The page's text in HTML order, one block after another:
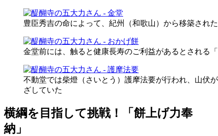
豊臣秀吉の命によって、紀州（和歌山）から移築され
金堂前には、触ると健康長寿のご利益があるとされる
不動堂では柴燈（さいとう）護摩法要が行われ、山伏
ざしていた
横綱を目指して挑戦！「餅上げ力奉
納」